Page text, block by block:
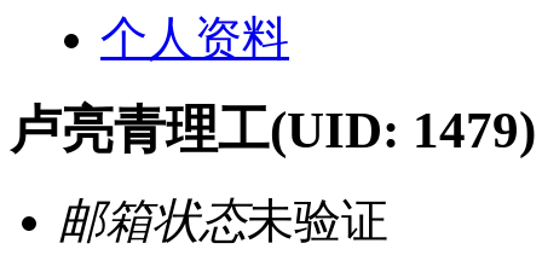
个人资料
卢亮青理工(UID: 1479)
邮箱状态未验证